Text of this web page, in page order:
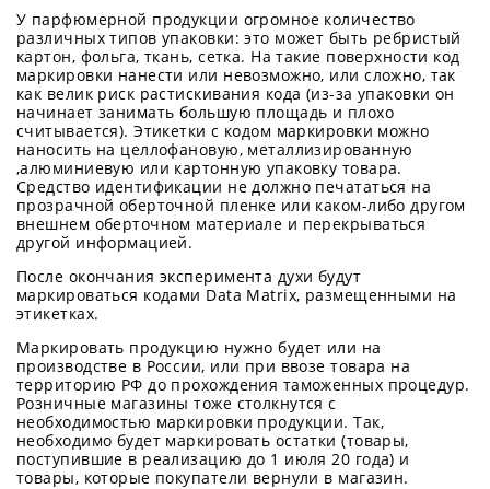
У парфюмерной продукции огромное количество
различных типов упаковки: это может быть ребристый
картон, фольга, ткань, сетка. На такие поверхности код
маркировки нанести или невозможно, или сложно, так
как велик риск растискивания кода (из-за упаковки он
начинает занимать большую площадь и плохо
считывается). Этикетки с кодом маркировки можно
наносить на целлофановую, металлизированную
,алюминиевую или картонную упаковку товара.
Средство идентификации не должно печататься на
прозрачной оберточной пленке или каком-либо другом
внешнем оберточном материале и перекрываться
другой информацией.
После окончания эксперимента духи будут
маркироваться кодами Data Matrix, размещенными на
этикетках.
Маркировать продукцию нужно будет или на
производстве в России, или при ввозе товара на
территорию РФ до прохождения таможенных процедур.
Розничные магазины тоже столкнутся с
необходимостью маркировки продукции. Так,
необходимо будет маркировать остатки (товары,
поступившие в реализацию до 1 июля 20 года) и
товары, которые покупатели вернули в магазин.